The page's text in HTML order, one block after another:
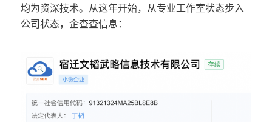
均为资深技术。从这年开始，从专业工作室状态步入
公司状态，企查查信息：